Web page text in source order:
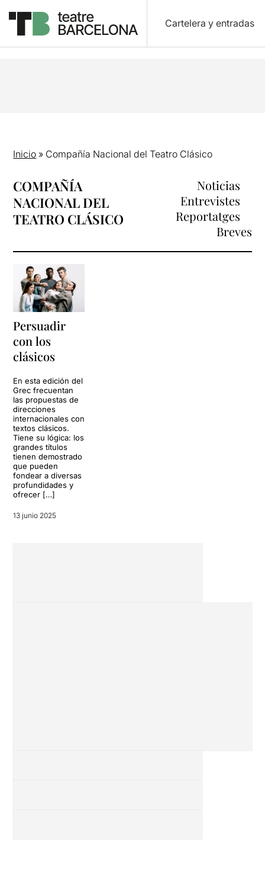
Cartelera y entradas
Inicio » Compañía Nacional del Teatro Clásico
COMPAÑÍA
NACIONAL DEL
TEATRO CLÁSICO
Noticias
Entrevistes
Reportatges
Breves
Persuadir
con los
clásicos
En esta edición del
Grec frecuentan
las propuestas de
direcciones
internacionales con
textos clásicos.
Tiene su lógica: los
grandes títulos
tienen demostrado
que pueden
fondear a diversas
profundidades y
ofrecer […]
13 junio 2025